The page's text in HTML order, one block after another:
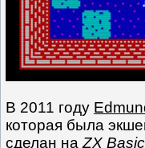
В 2011 году
которая была
сделан на ZX Basic